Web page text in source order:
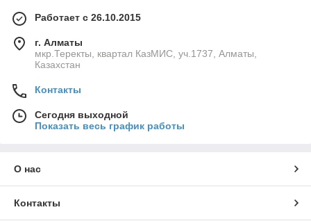
Работает с 26.10.2015
г. Алматы
мкр.Теректы, квартал КазМИС, уч.1737, Алматы,
Казахстан
Контакты
Сегодня выходной
Показать весь график работы
О нас
Контакты